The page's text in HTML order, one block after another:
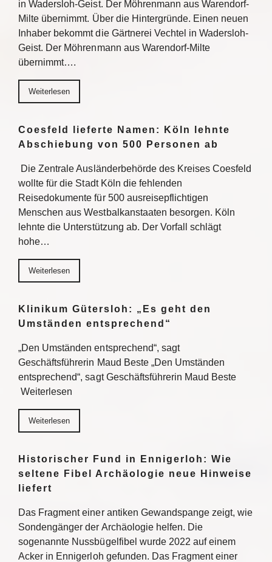
in Wadersloh-Geist. Der Möhrenmann aus Warendorf-
Milte übernimmt. Über die Hintergründe. Einen neuen
Inhaber bekommt die Gärtnerei Vechtel in Wadersloh-
Geist. Der Möhrenmann aus Warendorf-Milte
übernimmt….
Weiterlesen
Coesfeld lieferte Namen: Köln lehnte
Abschiebung von 500 Personen ab
Die Zentrale Ausländerbehörde des Kreises Coesfeld
wollte für die Stadt Köln die fehlenden
Reisedokumente für 500 ausreisepflichtigen
Menschen aus Westbalkanstaaten besorgen. Köln
lehnte die Unterstützung ab. Der Vorfall schlägt
hohe…
Weiterlesen
Klinikum Gütersloh: „Es geht den
Umständen entsprechend“
„Den Umständen entsprechend“, sagt
Geschäftsführerin Maud Beste „Den Umständen
entsprechend“, sagt Geschäftsführerin Maud Beste
Weiterlesen
Weiterlesen
Historischer Fund in Ennigerloh: Wie
seltene Fibel Archäologie neue Hinweise
liefert
Das Fragment einer antiken Gewandspange zeigt, wie
Sondengänger der Archäologie helfen. Die
sogenannte Nussbügelfibel wurde 2022 auf einem
Acker in Ennigerloh gefunden. Das Fragment einer